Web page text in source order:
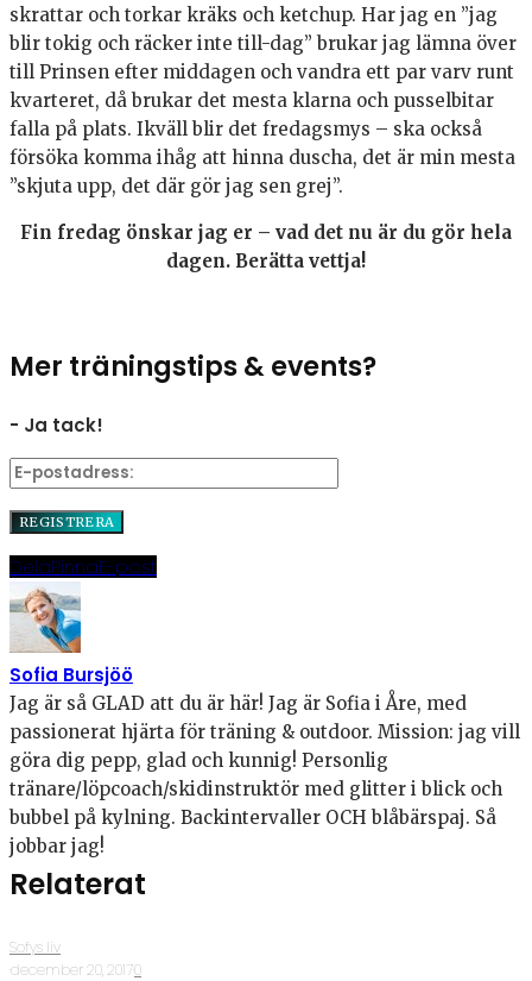
skrattar och torkar kräks och ketchup. Har jag en ”jag
blir tokig och räcker inte till-dag” brukar jag lämna över
till Prinsen efter middagen och vandra ett par varv runt
kvarteret, då brukar det mesta klarna och pusselbitar
falla på plats. Ikväll blir det fredagsmys – ska också
försöka komma ihåg att hinna duscha, det är min mesta
”skjuta upp, det där gör jag sen grej”.
Fin fredag önskar jag er – vad det nu är du gör hela
dagen. Berätta vettja!
Mer träningstips & events?
- Ja tack!
DelaPinnaE-post
Sofia Bursjöö
Jag är så GLAD att du är här! Jag är Sofia i Åre, med
passionerat hjärta för träning & outdoor. Mission: jag vill
göra dig pepp, glad och kunnig! Personlig
tränare/löpcoach/skidinstruktör med glitter i blick och
bubbel på kylning. Backintervaller OCH blåbärspaj. Så
jobbar jag!
Relaterat
Sofys liv
·december 20, 2017·0